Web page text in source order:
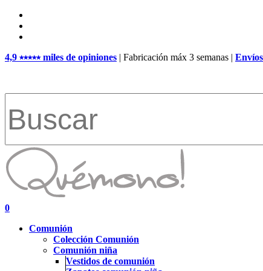
Skip
main
4,9 ⭑⭑⭑⭑⭑ miles de opiniones | Fabricación máx 3 semanas |
Close
Search
search
account
0
Comunión
Colección Comunión
Comunión niña
Vestidos de comunión